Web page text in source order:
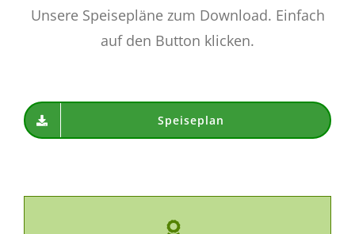
Unsere Speisepläne zum Download. Einfach
auf den Button klicken.
Speiseplan